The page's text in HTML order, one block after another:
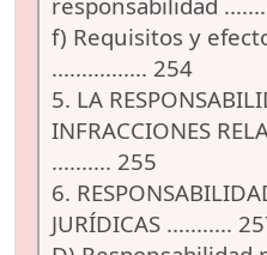
f) Requisitos y
................ 254
5. LA
INFRACCIONES
.......... 255
6.
JURÍDICAS ...........